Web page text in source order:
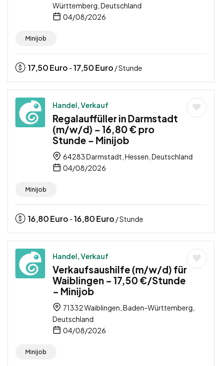
Württemberg, Deutschland
04/08/2026
Minijob
17,50Euro -17,50Euro / Stunde
Handel, Verkauf
Regalauffüller in Darmstadt
(m/w/d) – 16,80 € pro
Stunde – Minijob
64283 Darmstadt, Hessen, Deutschland
04/08/2026
Minijob
16,80Euro -16,80Euro / Stunde
Handel, Verkauf
Verkaufsaushilfe (m/w/d) für
Waiblingen – 17,50 €/Stunde
– Minijob
71332 Waiblingen, Baden-Württemberg,
Deutschland
04/08/2026
Minijob